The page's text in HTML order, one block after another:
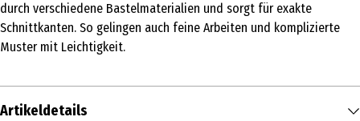
durch verschiedene Bastelmaterialien und sorgt für exakte
Schnittkanten. So gelingen auch feine Arbeiten und komplizierte
Muster mit Leichtigkeit.
Artikeldetails